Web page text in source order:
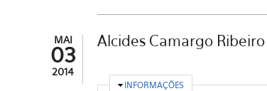
MAI
03
2014
Alcides Camargo Ribeiro
OCULTAR
INFORMAÇÕES